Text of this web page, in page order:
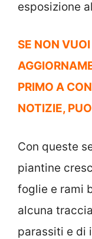
esposizione
SE NON
PRIMO A
NOTIZIE,
Con queste
piantine
foglie e rami
alcuna
parassiti e di